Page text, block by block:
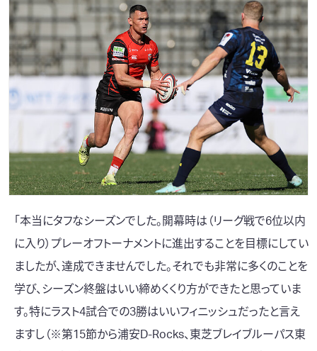
「本当にタフなシーズンでした。開幕時は（リーグ戦で6位以内
に入り）プレーオフトーナメントに進出することを目標にしてい
ましたが、達成できませんでした。それでも非常に多くのことを
学び、シーズン終盤はいい締めくくり方ができたと思っていま
す。特にラスト4試合での3勝はいいフィニッシュだったと言え
ますし（※第15節から浦安D-Rocks、 東芝ブレイブルーパス東